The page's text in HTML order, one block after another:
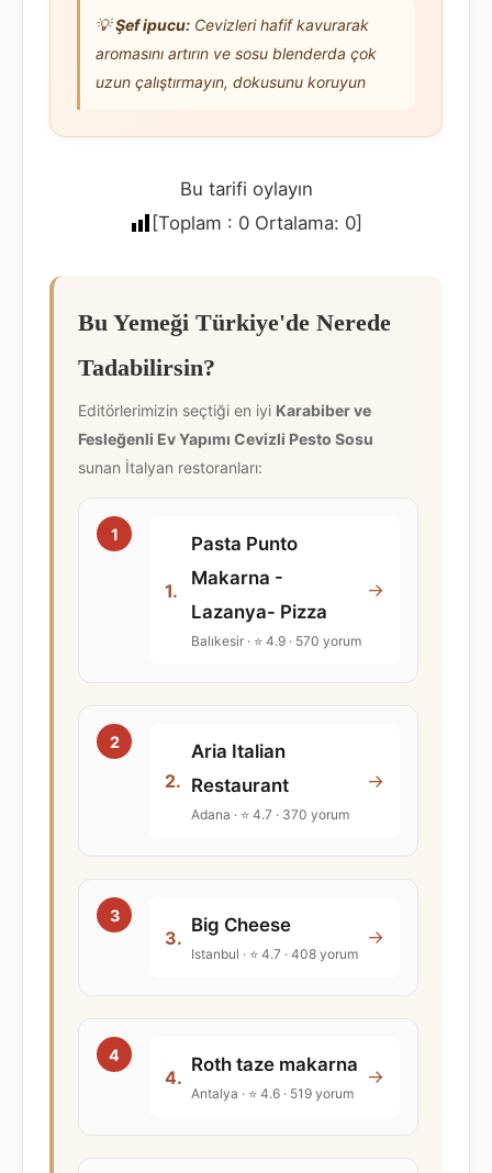
💡Şef ipucu: Cevizleri hafif kavurarak
aromasını artırın ve sosu blenderda çok
uzun çalıştırmayın, dokusunu koruyun
Bu tarifi oylayın
[Toplam : 0 Ortalama: 0]
Bu Yemeği Türkiye'de Nerede
Tadabilirsin?
Editörlerimizin seçtiği en iyi Karabiber ve
Fesleğenli Ev Yapımı Cevizli Pesto Sosu
sunan İtalyan restoranları:
1.
Pasta Punto
Makarna -
Lazanya- Pizza
Balıkesir · ⭐ 4.9 · 570 yorum
→
2.
Aria Italian
Restaurant
Adana · ⭐ 4.7 · 370 yorum
→
3.
Big Cheese
Istanbul · ⭐ 4.7 · 408 yorum
→
4.
Roth taze makarna
Antalya · ⭐ 4.6 · 519 yorum
→